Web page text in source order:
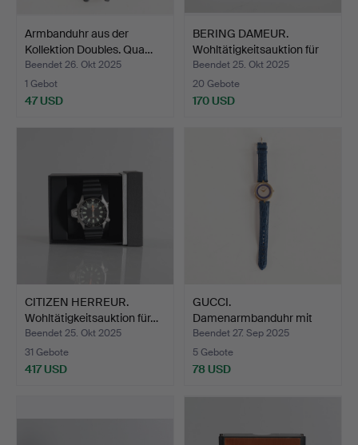
Armbanduhr aus der
Kollektion Doubles. Qua…
Beendet 26. Okt 2025
1 Gebot
47 USD
BERING DAMEUR.
Wohltätigkeitsauktion für
K…
Beendet 25. Okt 2025
20 Gebote
170 USD
CITIZEN HERREUR.
Wohltätigkeitsauktion für…
Beendet 25. Okt 2025
31 Gebote
417 USD
GUCCI.
Damenarmbanduhr mit
vergoldetem Geh…
Beendet 27. Sep 2025
5 Gebote
78 USD